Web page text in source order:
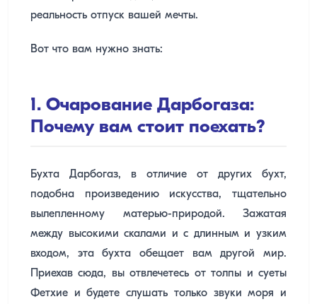
реальность отпуск вашей мечты.
Вот что вам нужно знать:
1. Очарование Дарбогаза:
Почему вам стоит поехать?
Бухта Дарбогаз, в отличие от других бухт,
подобна произведению искусства, тщательно
вылепленному матерью-природой. Зажатая
между высокими скалами и с длинным и узким
входом, эта бухта обещает вам другой мир.
Приехав сюда, вы отвлечетесь от толпы и суеты
Фетхие и будете слушать только звуки моря и